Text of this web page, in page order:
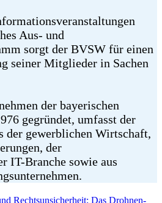
Aus- und
sorgt der BVSW für einen
seiner Mitglieder in Sachen
der bayerischen
gegründet, umfasst der
der gewerblichen Wirtschaft,
der
IT-Branche sowie aus